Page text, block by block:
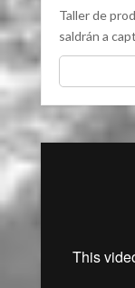
Taller de
saldrán a